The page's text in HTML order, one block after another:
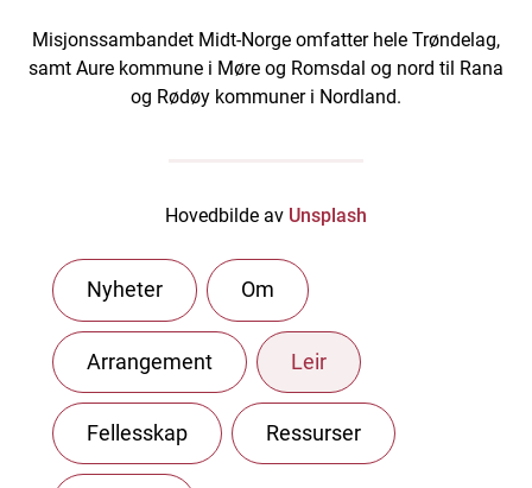
Misjonssambandet Midt-Norge omfatter hele Trøndelag,
samt Aure kommune i Møre og Romsdal og nord til Rana
og Rødøy kommuner i Nordland.
Hovedbilde av Unsplash
Nyheter Om
Arrangement Leir
Fellesskap Ressurser